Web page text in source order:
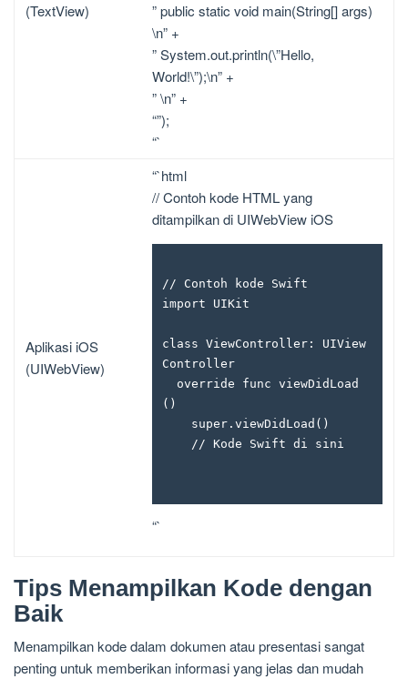
(TextView)
” public static void main(String[] args)
\n” +
” System.out.println(\”Hello,
World!\”);\n” +
” \n” +
“”);
“`
Aplikasi iOS
(UIWebView)
“`html
// Contoh kode HTML yang
ditampilkan di UIWebView iOS
// Contoh kode Swift
import UIKit
class ViewController: UIView
Controller
()
“`
Tips Menampilkan Kode dengan
Baik
Menampilkan kode dalam dokumen atau presentasi sangat
penting untuk memberikan informasi yang jelas dan mudah